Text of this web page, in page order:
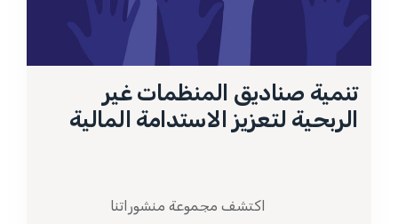
تنمية صناديق المنظمات غير
الربحية لتعزيز الاستدامة المالية
اكتشف مجموعة منشوراتنا